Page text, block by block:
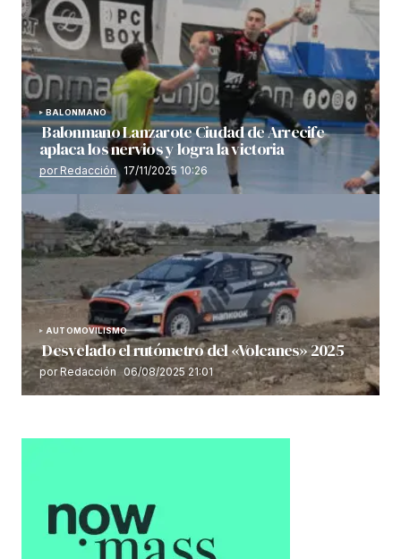
BALONMANO
Balonmano Lanzarote Ciudad de Arrecife
aplaca los nervios y logra la victoria
por Redacción 17/11/2025 10:26
AUTOMOVILISMO
Desvelado el rutómetro del «Volcanes» 2025
por Redacción 06/08/2025 21:01